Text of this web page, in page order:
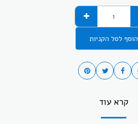
הוסף לסל הקניות
קרא עוד